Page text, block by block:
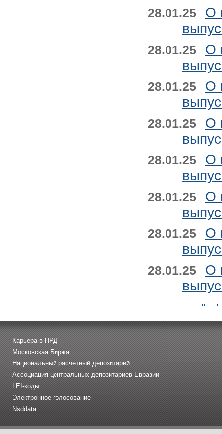
28.01.25
О
28.01.25
О
28.01.25
О
28.01.25
О
28.01.25
О
28.01.25
О
28.01.25
О
28.01.25
О
Карьера в НРД
Московская Биржа
Национальный расчетный депозитарий
Ассоциация центральных депозитариев Евразии
LEI-коды
Электронное голосование
Nsddata